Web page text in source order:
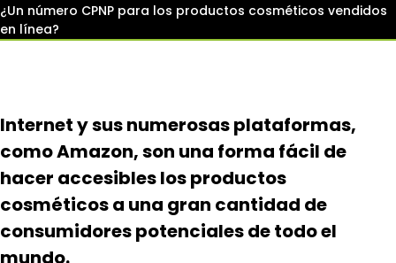
¿Un número CPNP para los productos cosméticos vendidos
en línea?
Internet y sus numerosas plataformas,
como Amazon, son una forma fácil de
hacer accesibles los productos
cosméticos a una gran cantidad de
consumidores potenciales de todo el
mundo.